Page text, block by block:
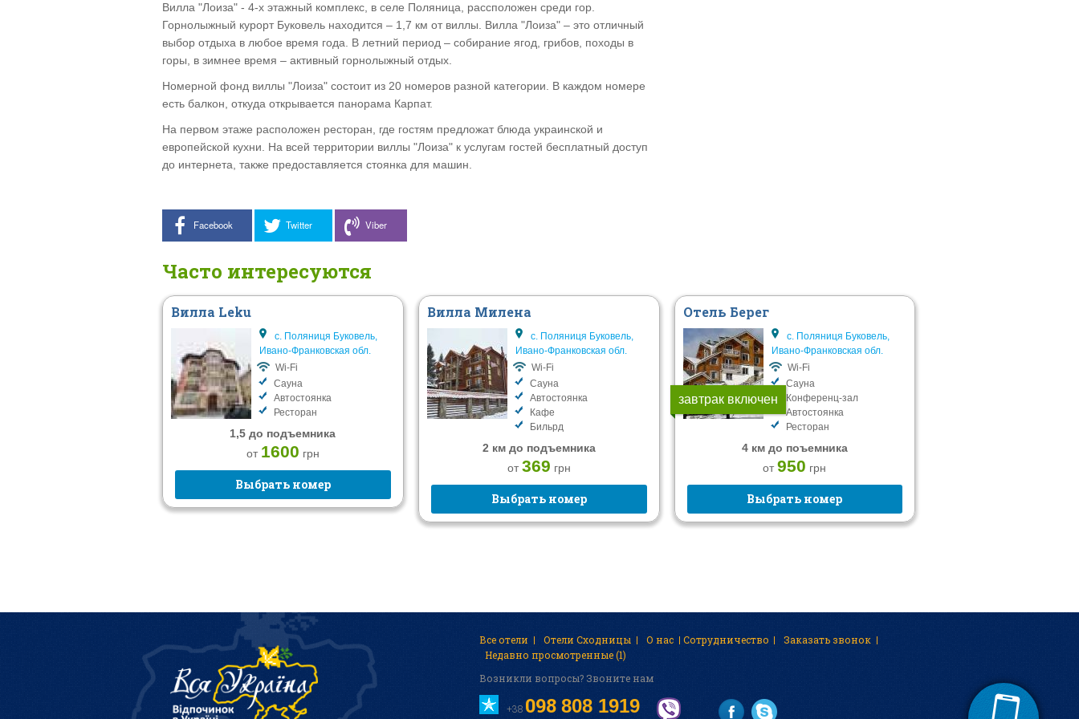
Вилла "Лоиза" - 4-х этажный комплекс, в селе Поляница, рассположен среди гор.
Горнолыжный курорт Буковель находится – 1,7 км от виллы. Вилла "Лоиза" – это отличный
выбор отдыха в любое время года. В летний период – собирание ягод, грибов, походы в
горы, в зимнее время – активный горнолыжный отдых.
Номерной фонд виллы "Лоиза" состоит из 20 номеров разной категории. В каждом номере
есть балкон, откуда открывается панорама Карпат.
На первом этаже расположен ресторан, где гостям предложат блюда украинской и
европейской кухни. На всей территории виллы "Лоиза" к услугам гостей бесплатный доступ
до интернета, также предоставляется стоянка для машин.
Facebook Twitter Viber
Часто интересуются
Вилла Leku
с. Поляниця Буковель,
Ивано-Франковская обл.
Wi-Fi
Сауна
Автостоянка
Ресторан
1,5 до подъемника
от 1600 грн
Выбрать номер
Вилла Милена
с. Поляниця Буковель,
Ивано-Франковская обл.
Wi-Fi
Сауна
Автостоянка
Кафе
Бильрд
2 км до подъемника
от369 грн
Выбрать номер
завтрак включен
Отель Берег
с. Поляниця Буковель,
Ивано-Франковская обл.
Wi-Fi
Сауна
Конференц-зал
Автостоянка
Ресторан
4 км до поъемника
от950 грн
Выбрать номер
Все отели Отели Сходницы О нас Cотрудничество
Заказать звонок
Недавно просмотренные (1)
Возникли вопросы? Звоните нам
+38 098 808 1919